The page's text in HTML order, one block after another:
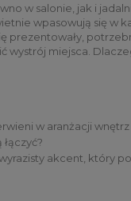
w salonie, jak i
wpasowują się w
prezentowały,
wystrój miejsca.
w aranżacji wnętrz
akcent, który